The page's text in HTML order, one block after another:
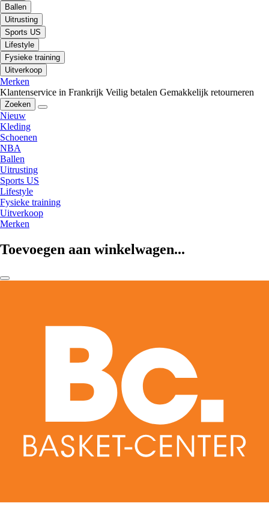
Ballen
Uitrusting
Sports US
Lifestyle
Fysieke training
Uitverkoop
Merken
Klantenservice in Frankrijk Veilig betalen Gemakkelijk retourneren
Zoeken
Nieuw
Kleding
Schoenen
NBA
Ballen
Uitrusting
Sports US
Lifestyle
Fysieke training
Uitverkoop
Merken
Toevoegen aan winkelwagen...